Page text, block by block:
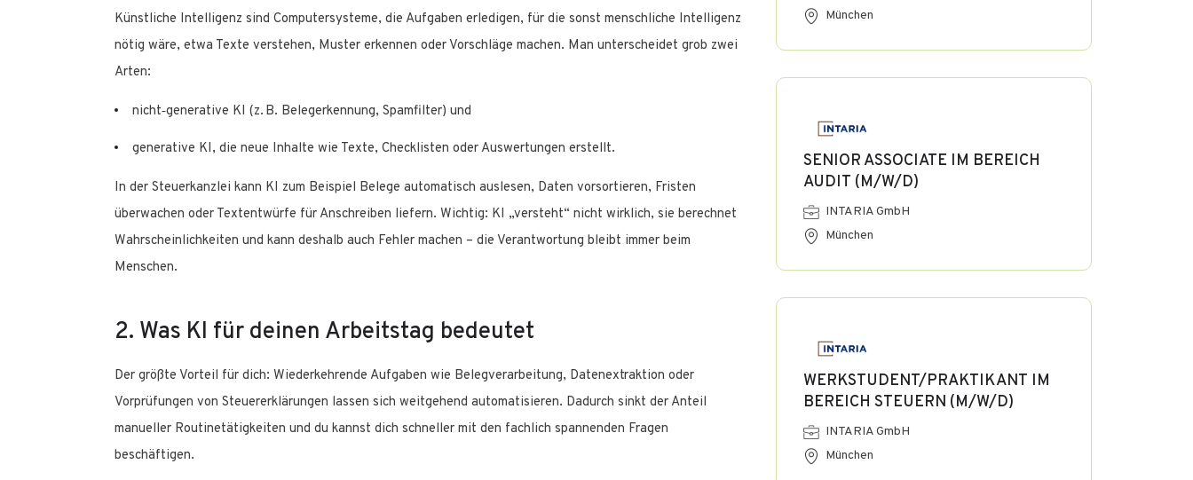
Künstliche Intelligenz sind Computersysteme, die Aufgaben erledigen, für die sonst menschliche Intelligenz
nötig wäre, etwa Texte verstehen, Muster erkennen oder Vorschläge machen. Man unterscheidet grob zwei
Arten:
nicht‑generative KI (z. B. Belegerkennung, Spamfilter) und
generative KI, die neue Inhalte wie Texte, Checklisten oder Auswertungen erstellt.
In der Steuerkanzlei kann KI zum Beispiel Belege automatisch auslesen, Daten vorsortieren, Fristen
überwachen oder Textentwürfe für Anschreiben liefern. Wichtig: KI „versteht“ nicht wirklich, sie berechnet
Wahrscheinlichkeiten und kann deshalb auch Fehler machen – die Verantwortung bleibt immer beim
Menschen.
2. Was KI für deinen Arbeitstag bedeutet
Der größte Vorteil für dich: Wiederkehrende Aufgaben wie Belegverarbeitung, Datenextraktion oder
Vorprüfungen von Steuererklärungen lassen sich weitgehend automatisieren. Dadurch sinkt der Anteil
manueller Routinetätigkeiten und du kannst dich schneller mit den fachlich spannenden Fragen
beschäftigen.
München
SENIOR ASSOCIATE IM BEREICH
AUDIT (M/W/D)
INTARIA GmbH
München
WERKSTUDENT/PRAKTIKANT IM
BEREICH STEUERN (M/W/D)
INTARIA GmbH
München